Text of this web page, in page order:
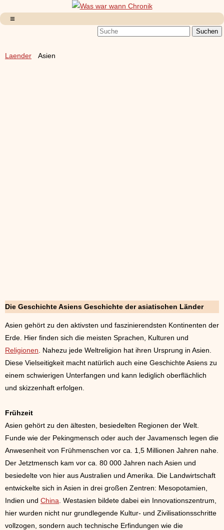
Laender Asien
Die Geschichte Asiens Geschichte der asiatischen Länder
Asien gehört zu den aktivsten und faszinierendsten Kontinenten der
Erde. Hier finden sich die meisten Sprachen, Kulturen und
Religionen . Nahezu jede Weltreligion hat ihren Ursprung in Asien.
Diese Vielseitigkeit macht natürlich auch eine Geschichte Asiens zu
einem schwierigen Unterfangen und kann lediglich oberflächlich
und skizzenhaft erfolgen.
Frühzeit
Asien gehört zu den ältesten, besiedelten Regionen der Welt.
Funde wie der Pekingmensch oder auch der Javamensch legen die
Anwesenheit von Frühmenschen vor ca. 1,5 Millionen Jahren nahe.
Der Jetztmensch kam vor ca. 80 000 Jahren nach Asien und
besiedelte von hier aus Australien und Amerika. Die Landwirtschaft
entwickelte sich in Asien in drei großen Zentren: Mesopotamien,
Indien und China . Westasien bildete dabei ein Innovationszentrum,
hier wurden nicht nur grundlegende Kultur- und Zivilisationsschritte
vollzogen, sondern auch technische Erfindungen wie die